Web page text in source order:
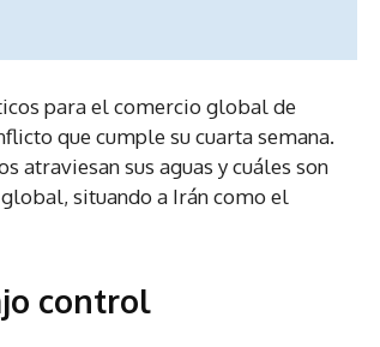
para el comercio global de
que cumple su cuarta semana.
atraviesan sus aguas y cuáles son
situando a Irán como el
control